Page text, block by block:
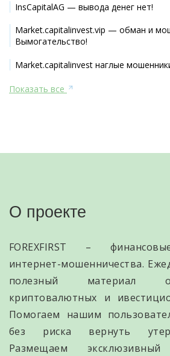
InsCapitalAG — вывода денег нет!
Market.capitalinvest.vip — обман и
Вымогательство!
Market.capitalinvest наглые
Показать все
О проекте
FOREXFIRST –
интернет-мошенничества.
полезный материал о
криптовалютных и
Помогаем нашим
без риска вернуть
Размещаем